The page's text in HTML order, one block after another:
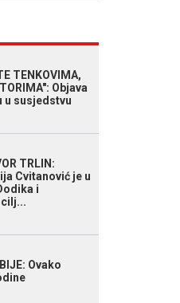
TENKOVIMA,
Objava
u susjedstvu
TRLIN:
Cvitanović je u
i
Ovako